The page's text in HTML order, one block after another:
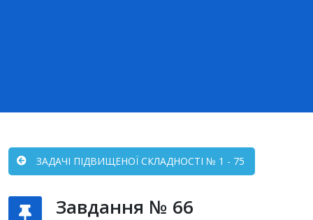
ЗАДАЧІ ПІДВИЩЕНОЇ СКЛАДНОСТІ № 1 - 75
Завдання № 66